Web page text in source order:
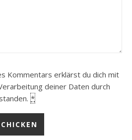
Kommentars erklärst du dich mit
deiner Daten durch
*